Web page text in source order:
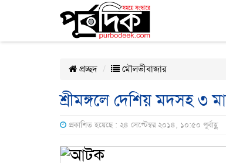
প্রচ্ছদ মৌলভীবাজার
শ্রীমঙ্গলে দেশিয় মদসহ ৩
প্রকাশিত হয়েছে : ২৪ সেপ্টেম্বর ২০১৪, ১০:৫০ পূর্বাহ্ণ